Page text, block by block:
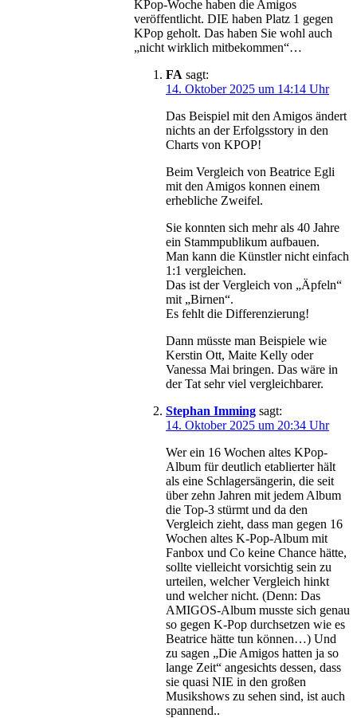
KPop-Woche haben die Amigos
veröffentlicht. DIE haben Platz 1 gegen
KPop geholt. Das haben Sie wohl auch
„nicht wirklich mitbekommen“…
FA sagt:
14. Oktober 2025 um 14:14 Uhr
Das Beispiel mit den Amigos ändert
nichts an der Erfolgsstory in den
Charts von KPOP!
Beim Vergleich von Beatrice Egli
mit den Amigos konnen einem
erhebliche Zweifel.
Sie konnten sich mehr als 40 Jahre
ein Stammpublikum aufbauen.
Man kann die Künstler nicht einfach
1:1 vergleichen.
Das ist der Vergleich von „Äpfeln“
mit „Birnen“.
Es fehlt die Differenzierung!
Dann müsste man Beispiele wie
Kerstin Ott, Maite Kelly oder
Vanessa Mai bringen. Das wäre in
der Tat sehr viel vergleichbarer.
Stephan Imming sagt:
14. Oktober 2025 um 20:34 Uhr
Wer ein 16 Wochen altes KPop-
Album für deutlich etablierter hält
als eine Schlagersängerin, die seit
über zehn Jahren mit jedem Album
die Top-3 stürmt und da den
Vergleich zieht, dass man gegen 16
Wochen altes K-Pop-Album mit
Fanbox und Co keine Chance hätte,
sollte vielleicht vorsichtig sein zu
urteilen, welcher Vergleich hinkt
und welcher nicht. (Denn: Das
AMIGOS-Album musste sich genau
so gegen K-Pop durchsetzen wie es
Beatrice hätte tun können…) Und
zu sagen „Die Amigos hatten ja so
lange Zeit“ angesichts dessen, dass
sie quasi NIE in den großen
Musikshows zu sehen sind, ist auch
spannend..